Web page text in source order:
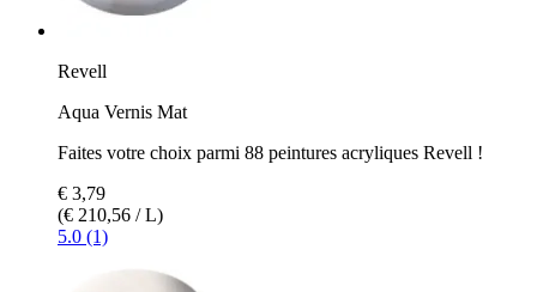
Revell
Aqua Vernis Mat
Faites votre choix parmi 88 peintures acryliques Revell !
€ 3,79
(€ 210,56 / L)
5.0 (1)